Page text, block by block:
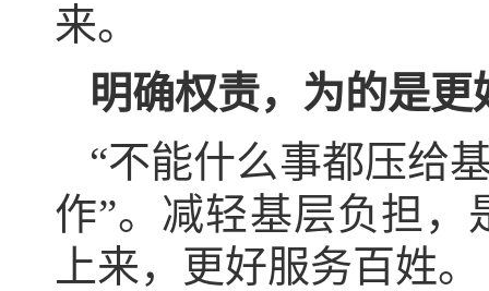
来。
明确权责，为的是
“不能什么事都压给
作”。减轻基层负担
上来，更好服务百姓。